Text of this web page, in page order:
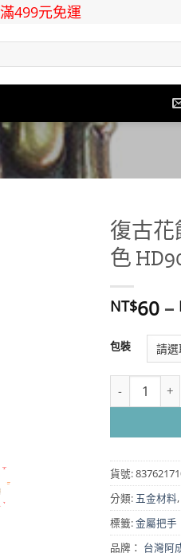
滿499元免運
復古花
色
NT$60 –
包裝
復古花飾片
貨號:
分類: 五金材料
標籤:金屬把手
品牌： 台灣阿